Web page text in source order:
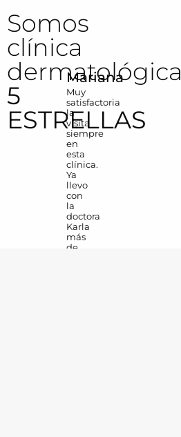
Somos
clínica
dermatológica
5
ESTRELLAS
Mariana
Muy
satisfactoria
la
visita
siempre
en
esta
clínica.
Ya
llevo
con
la
doctora
Karla
más
de